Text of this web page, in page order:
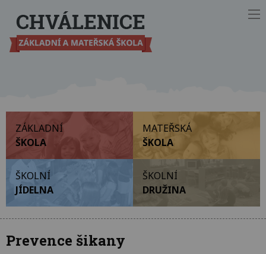
ZÁKLADNÍ
ŠKOLA
MATEŘSKÁ
ŠKOLA
ŠKOLNÍ
JÍDELNA
ŠKOLNÍ
DRUŽINA
Prevence šikany